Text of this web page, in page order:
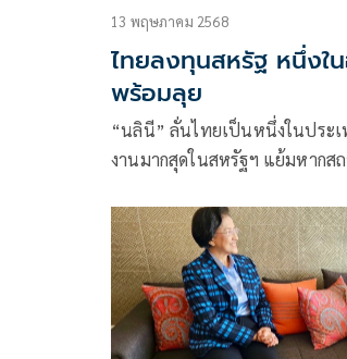
13 พฤษภาคม 2568
ไทยลงทุนสหรัฐ หนึ่งใ
พร้อมลุย
“นลินี” ลั่นไทยเป็นหนึ่งในประ
งานมากสุดในสหรัฐฯ แย้มหากส